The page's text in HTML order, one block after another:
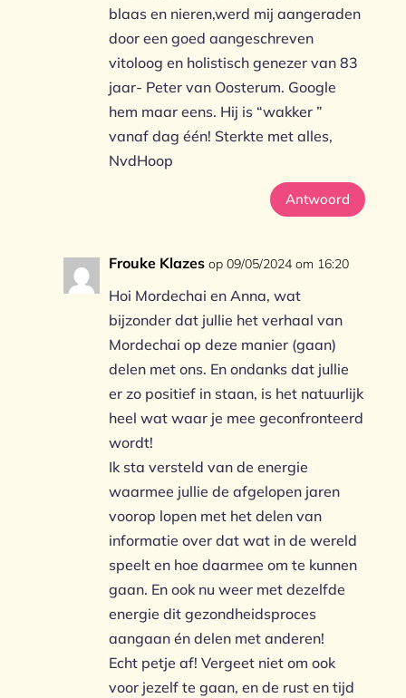
blaas en nieren,werd mij aangeraden
door een goed aangeschreven
vitoloog en holistisch genezer van 83
jaar- Peter van Oosterum. Google
hem maar eens. Hij is “wakker ”
vanaf dag één! Sterkte met alles,
NvdHoop
Antwoord
Frouke Klazes op 09/05/2024 om 16:20
Hoi Mordechai en Anna, wat
bijzonder dat jullie het verhaal van
Mordechai op deze manier (gaan)
delen met ons. En ondanks dat jullie
er zo positief in staan, is het natuurlijk
heel wat waar je mee geconfronteerd
wordt!
Ik sta versteld van de energie
waarmee jullie de afgelopen jaren
voorop lopen met het delen van
informatie over dat wat in de wereld
speelt en hoe daarmee om te kunnen
gaan. En ook nu weer met dezelfde
energie dit gezondheidsproces
aangaan én delen met anderen!
Echt petje af! Vergeet niet om ook
voor jezelf te gaan, en de rust en tijd